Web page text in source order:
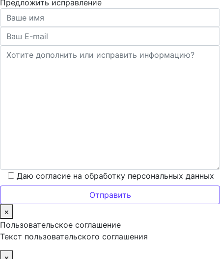
Предложить исправление
Даю согласие на обработку персональных данных
×
Пользовательское соглашение
Текст пользовательского соглашения